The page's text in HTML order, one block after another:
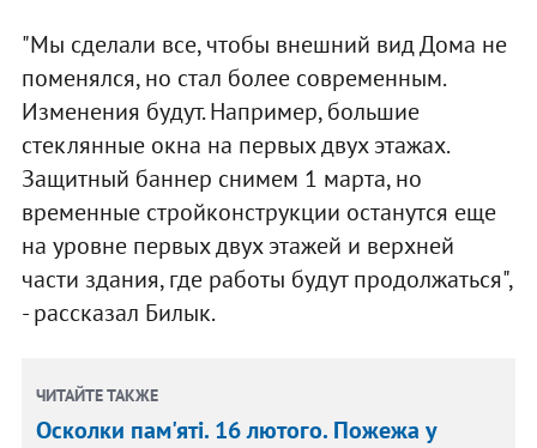
"Мы сделали все, чтобы внешний вид Дома не
поменялся, но стал более современным.
Изменения будут. Например, большие
стеклянные окна на первых двух этажах.
Защитный баннер снимем 1 марта, но
временные стройконструкции останутся еще
на уровне первых двух этажей и верхней
части здания, где работы будут продолжаться",
- рассказал Билык.
ЧИТАЙТЕ ТАКЖЕ
Осколки пам'яті. 16 лютого. Пожежа у